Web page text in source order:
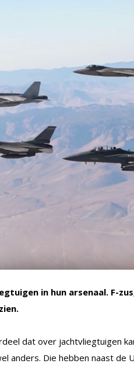
in hun arsenaal. F-
dat over jachtvliegtuigen
anders. Die hebben naast de